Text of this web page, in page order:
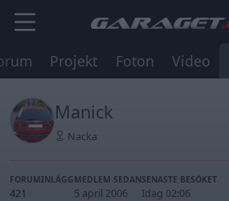
Projekt Foton Video
Manick
Nacka
FORUMINLÄGG
421
MEDLEM SEDAN
5 april 2006
SENASTE BESÖKET
Idag 02:06